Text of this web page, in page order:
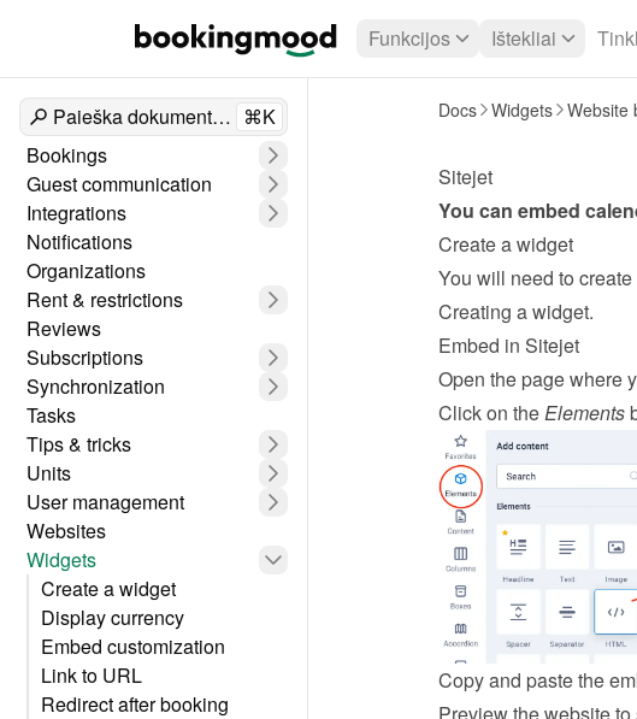
Funkcijos Ištekliai
Paieška dokumentuose⌘K
Bookings
Guest communication
Integrations
Notifications
Organizations
Rent & restrictions
Reviews
Subscriptions
Synchronization
Tasks
Tips & tricks
Units
User management
Websites
Widgets
Create a widget
Display currency
Embed customization
Link to URL
Redirect after booking
Docs Widgets Website
Sitejet
You can embed
Create a widget
Creating a widget.
Embed in Sitejet
Open the page where
Click on the Elements
Copy and paste the